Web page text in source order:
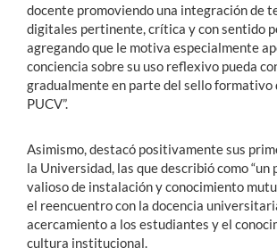
docente promoviendo una integración de
digitales pertinente, crítica y con sentido
agregando que le motiva especialmente
conciencia sobre su uso reflexivo pueda
gradualmente en parte del sello formativo
PUCV”.
Asimismo, destacó positivamente sus
la Universidad, las que describió como “un
valioso de instalación y conocimiento
el reencuentro con la docencia
acercamiento a los estudiantes y el
cultura institucional.